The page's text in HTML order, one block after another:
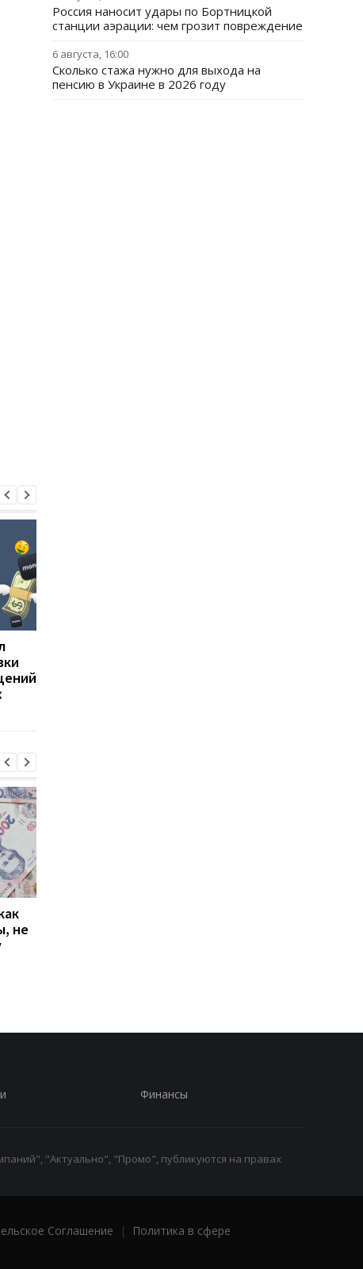
не
Россия наносит удары по Бортницкой
станции аэрации: чем грозит повреждение
6 августа, 16:00
Сколько стажа нужно для выхода на
пенсию в Украине в 2026 году
Финансы
"Актуально", "Промо", публикуются на правах
Соглашение |
Политика в сфере